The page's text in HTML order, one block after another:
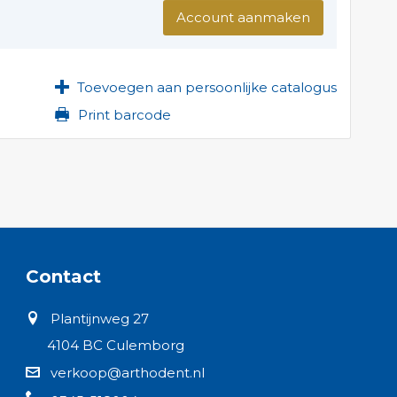
Account aanmaken
Toevoegen aan persoonlijke catalogus
Print barcode
Contact
Plantijnweg 27
4104 BC Culemborg
verkoop@arthodent.nl